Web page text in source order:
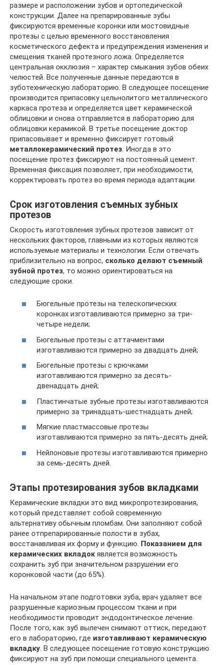
размере и расположении зубов и ортопедической
конструкции. Далее на препарированные зубы
фиксируются временные коронки или мостовидные
протезы с целью временного восстановления
косметического дефекта и предупреждения изменения и
смещения тканей протезного ложа. Определяется
центральная окклюзия – характер смыкания зубов обеих
челюстей. Все полученные данные передаются в
зуботехническую лабораторию. В следующее посещение
производится припасовку цельнолитого металлического
каркаса протеза и определяется цвет керамической
облицовки и снова отправляется в лабораторию для
облицовки керамикой. В третье посещение доктор
припасовывает и временно фиксирует готовый
металлокерамический протез . Иногда в это
посещение протез фиксируют на постоянный цемент.
Временная фиксация позволяет, при необходимости,
корректировать протез во время периода адаптации.
Срок изготовления съемных зубных
протезов
Скорость изготовления зубных протезов зависит от
нескольких факторов, главными из которых являются
используемые материалы и технологии. Если отвечать
приблизительно на вопрос, сколько делают съемный
зубной протез, то можно ориентироваться на
следующие сроки.
Бюгельные протезы на телескопических
коронках изготавливаются примерно за три-
четыре недели;
Бюгельные протезы с аттачментами
изготавливаются примерно за двадцать дней;
Бюгельные протезы с крючками
изготавливаются примерно за десять-
двенадцать дней;
Пластинчатые зубные протезы изготавливаются
примерно за тринадцать-шестнадцать дней;
Мягкие пластмассовые протезы
изготавливаются примерно за пять-десять дней;
Нейлоновые протезы изготавливаются примерно
за семь-десять дней.
Этапы протезирования зубов вкладками
Керамические вкладки это вид микропротезирования,
который представляет собой современную
альтернативу обычным пломбам. Они заполняют собой
ранее отпрепарированные полости в зубах,
восстанавливая их форму и функцию. Показанием для
керамических вкладок является возможность
сохранить зуб при значительном разрушении его
коронковой части (до 65%).
На начальном этапе подготовки зуба, врач удаляет все
разрушенные кариозным процессом ткани и при
необходимости проводит эндодонтическое лечение.
После того, как зуб вылечен снимают оттиск, передают
его в лабораторию, где изготавливают керамическую
вкладку . В следующее посещение готовую конструкцию
фиксируют на зуб при помощи специального цемента.